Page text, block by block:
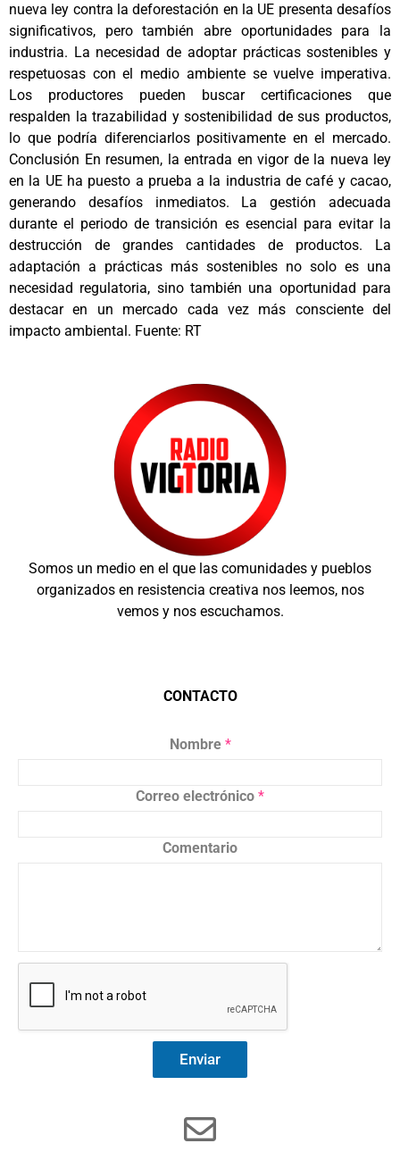
nueva ley contra la deforestación en la UE presenta desafíos
significativos, pero también abre oportunidades para la
industria. La necesidad de adoptar prácticas sostenibles y
respetuosas con el medio ambiente se vuelve imperativa.
Los productores pueden buscar certificaciones que
respalden la trazabilidad y sostenibilidad de sus productos,
lo que podría diferenciarlos positivamente en el mercado.
Conclusión En resumen, la entrada en vigor de la nueva ley
en la UE ha puesto a prueba a la industria de café y cacao,
generando desafíos inmediatos. La gestión adecuada
durante el periodo de transición es esencial para evitar la
destrucción de grandes cantidades de productos. La
adaptación a prácticas más sostenibles no solo es una
necesidad regulatoria, sino también una oportunidad para
destacar en un mercado cada vez más consciente del
impacto ambiental. Fuente: RT
Somos un medio en el que las comunidades y pueblos
organizados en resistencia creativa nos leemos, nos
vemos y nos escuchamos.
CONTACTO
Nombre *
Correo electrónico *
Comentario
Enviar